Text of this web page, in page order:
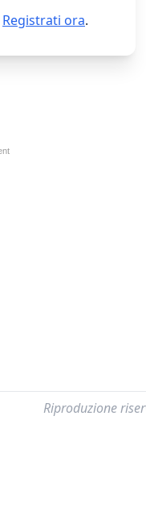
Registrati ora.
Riproduzione